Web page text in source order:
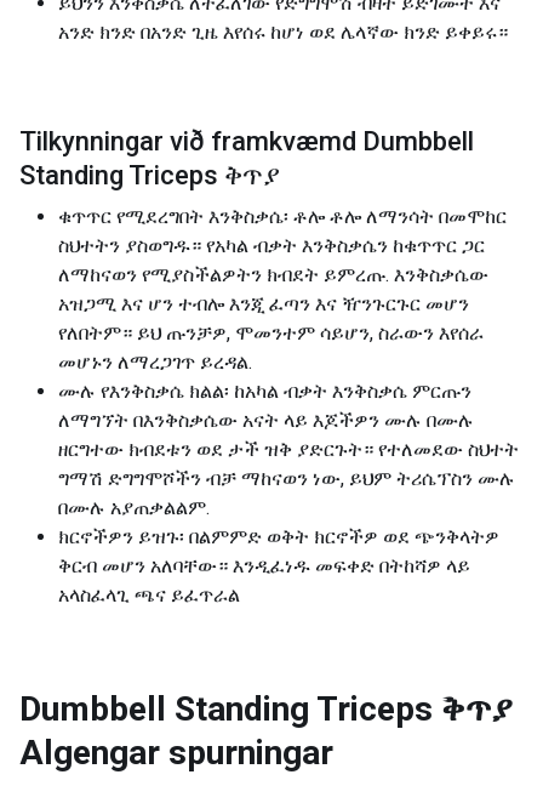
አንድ ክንድ በአንድ ጊዜ እየሰሩ ከሆነ ወደ ሌላኛው ክንድ ይቀይሩ።
Tilkynningar við framkvæmd Dumbbell
Standing Triceps ቅጥያ
ቁጥጥር የሚደረግበት እንቅስቃሴ፡ ቶሎ ቶሎ ለማንሳት በመሞከር
ስህተትን ያስወግዱ። የአካል ብቃት እንቅስቃሴን ከቁጥጥር ጋር
ለማከናወን የሚያስችልዎትን ክብደት ይምረጡ. እንቅስቃሴው
አዝጋሚ እና ሆን ተብሎ እንጂ ፈጣን እና ዥንጉርጉር መሆን
የለበትም። ይህ ጡንቻዎ, ሞመንተም ሳይሆን, ስራውን እየሰራ
መሆኑን ለማረጋገጥ ይረዳል.
ሙሉ የእንቅስቃሴ ክልል፡ ከአካል ብቃት እንቅስቃሴ ምርጡን
ለማግኘት በእንቅስቃሴው አናት ላይ እጆችዎን ሙሉ በሙሉ
ዘርግተው ክብደቱን ወደ ታች ዝቅ ያድርጉት። የተለመደው ስህተት
ግማሽ ድግግሞሾችን ብቻ ማከናወን ነው, ይህም ትሪሴፕስን ሙሉ
በሙሉ አያጠቃልልም.
ክርኖችዎን ይዝጉ፡ በልምምድ ወቅት ክርኖችዎ ወደ ጭንቅላትዎ
ቅርብ መሆን አለባቸው። እንዲፈነዱ መፍቀድ በትከሻዎ ላይ
አላስፈላጊ ጫና ይፈጥራል
Dumbbell Standing Triceps ቅጥያ
Algengar spurningar